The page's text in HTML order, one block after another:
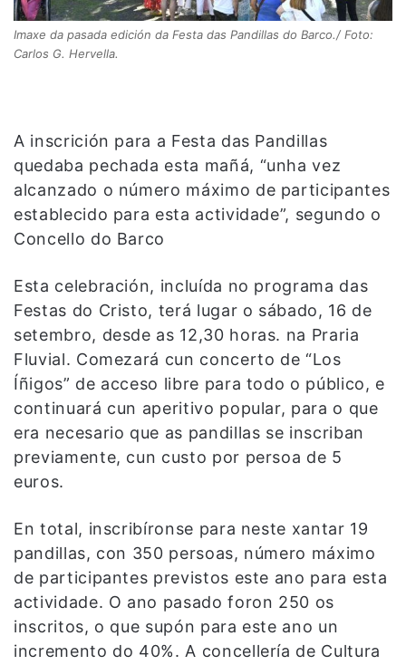
Imaxe da pasada edición da Festa das Pandillas do Barco./ Foto:
Carlos G. Hervella.
A inscrición para a Festa das Pandillas
quedaba pechada esta mañá, “unha vez
alcanzado o número máximo de participantes
establecido para esta actividade”, segundo o
Concello do Barco
Esta celebración, incluída no programa das
Festas do Cristo, terá lugar o sábado, 16 de
setembro, desde as 12,30 horas. na Praria
Fluvial. Comezará cun concerto de “Los
Íñigos” de acceso libre para todo o público, e
continuará cun aperitivo popular, para o que
era necesario que as pandillas se inscriban
previamente, cun custo por persoa de 5
euros.
En total, inscribíronse para neste xantar 19
pandillas, con 350 persoas, número máximo
de participantes previstos este ano para esta
actividade. O ano pasado foron 250 os
inscritos, o que supón para este ano un
incremento do 40%. A concellería de Cultura